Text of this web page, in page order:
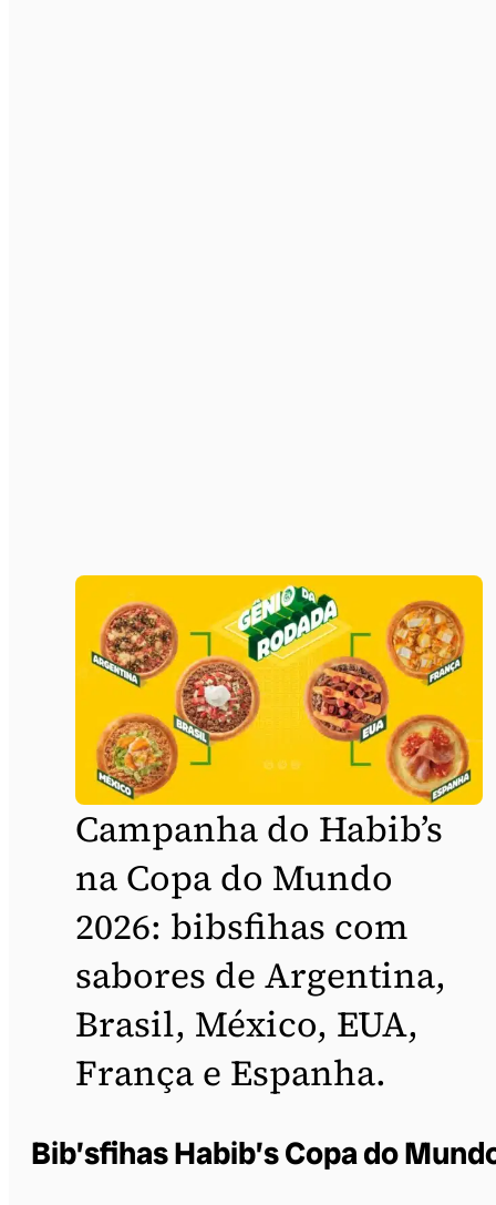
Campanha do Habib’s
na Copa do Mundo
2026: bibsfihas com
sabores de Argentina,
Brasil, México, EUA,
França e Espanha.
Bib’sfihas Habib’s Copa do